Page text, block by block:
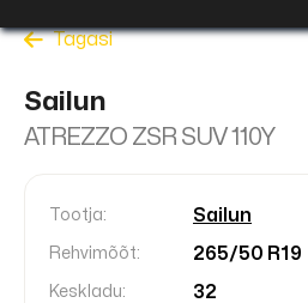
Tagasi
Sailun
ATREZZO ZSR SUV 110Y
Tootja: Sailun
Rehvimõõt: 265/50 R19
Keskladu: 32